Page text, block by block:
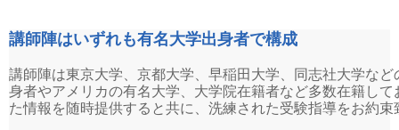
講師陣はいずれも有名大学出身者で構成
講師陣は東京大学、京都大学、早稲田大学、同志社大学な
身者やアメリカの有名大学、大学院在籍者など多数在籍し
た情報を随時提供すると共に、洗練された受験指導をお約束